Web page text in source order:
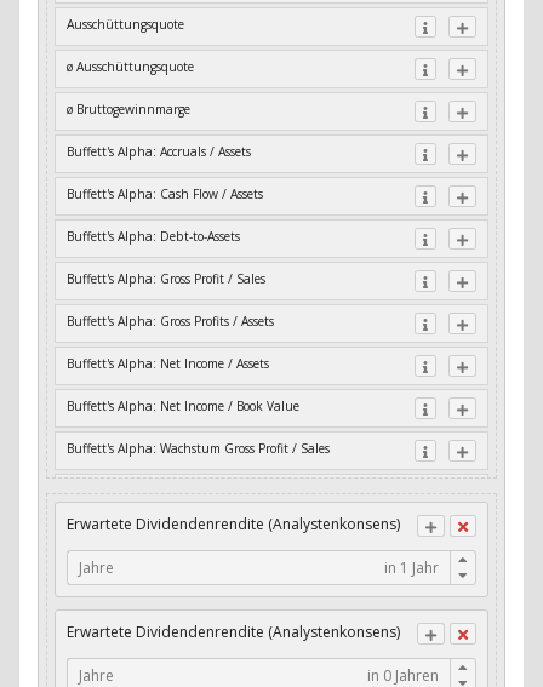
Ausschüttungsquote
ø Ausschüttungsquote
ø Bruttogewinnmarge
Buffett's Alpha: Accruals / Assets
Buffett's Alpha: Cash Flow / Assets
Buffett's Alpha: Debt-to-Assets
Buffett's Alpha: Gross Profit / Sales
Buffett's Alpha: Gross Profits / Assets
Buffett's Alpha: Net Income / Assets
Buffett's Alpha: Net Income / Book Value
Buffett's Alpha: Wachstum Gross Profit / Sales
Buffett's Alpha: Wachstum Residual Cash Flow / Assets
Buffett's Alpha: Wachstum Residual Gross Profits / Assets
Buffett's Alpha: Wachstum Residual Net Income / Assets
Value
Cash-Quote
Erwartete Dividendenrendite (Analystenkonsens)
Jahre
Erwartete Dividendenrendite (Analystenkonsens)
Jahre